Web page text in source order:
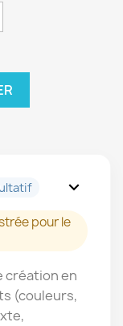
expand_more
pour le
création en
(couleurs,